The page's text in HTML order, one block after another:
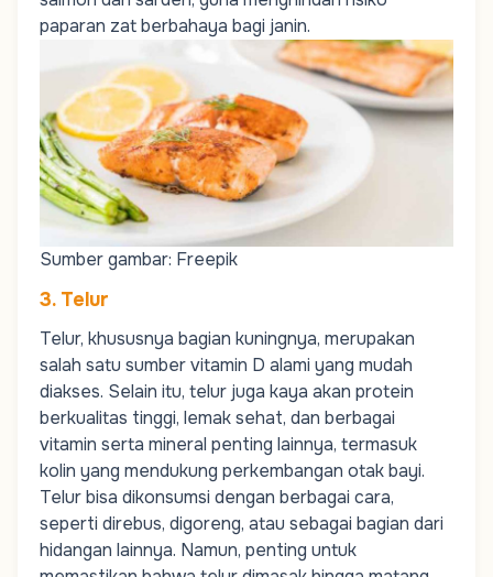
paparan zat berbahaya bagi janin.
Sumber gambar: Freepik
3. Telur
Telur, khususnya bagian kuningnya, merupakan
salah satu sumber vitamin D alami yang mudah
diakses. Selain itu, telur juga kaya akan protein
berkualitas tinggi, lemak sehat, dan berbagai
vitamin serta mineral penting lainnya, termasuk
kolin yang mendukung perkembangan otak bayi.
Telur bisa dikonsumsi dengan berbagai cara,
seperti direbus, digoreng, atau sebagai bagian dari
hidangan lainnya. Namun, penting untuk